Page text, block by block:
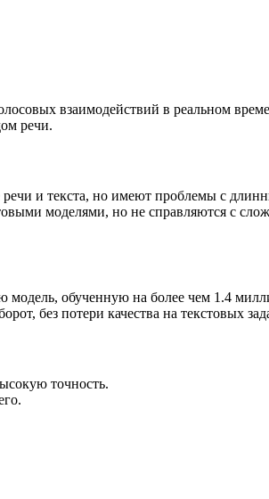
взаимодействий в реальном
речи.
и текста, но имеют проблемы с
моделями, но не справляются с
обученную на более чем 1.4
без потери качества на текстовых
точность.